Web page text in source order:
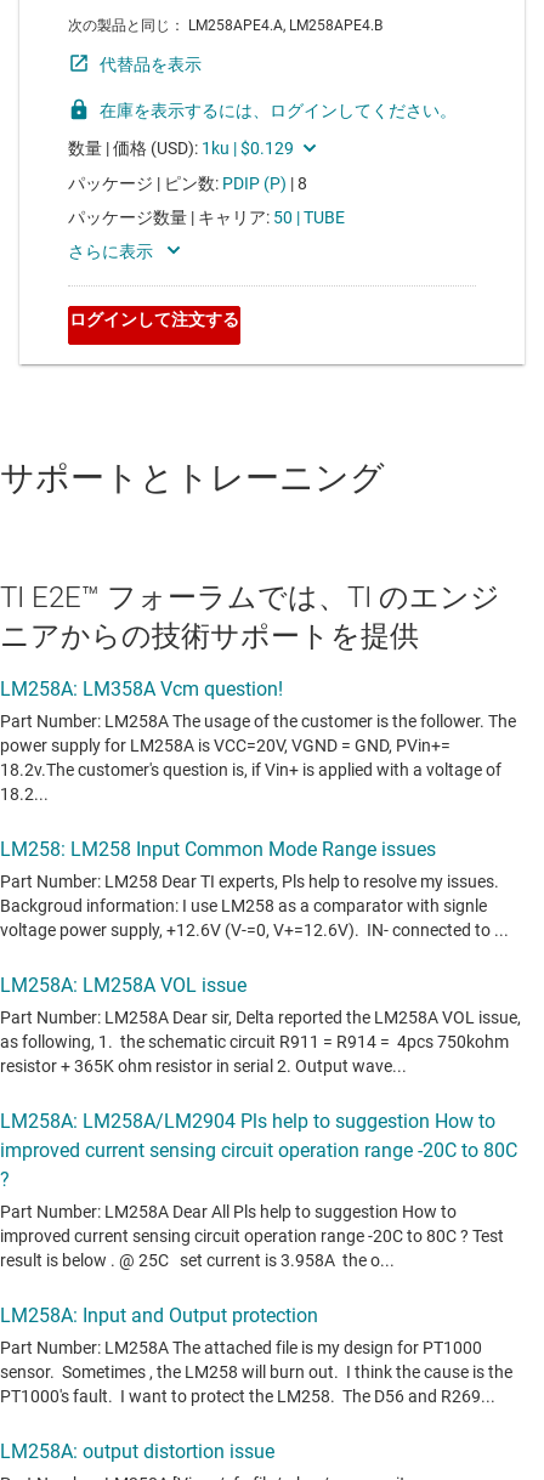
サポートとトレーニング
TI E2E™ フォーラムでは、TI のエンジ
ニアからの技術サポートを提供